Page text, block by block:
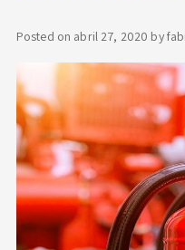
Posted on abril 27, 2020 by